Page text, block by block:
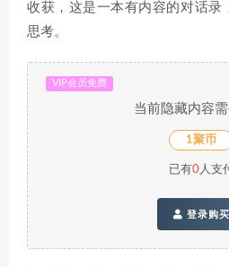
收获，这是一本有内容的对话录
思考。
VIP会员免费
当前隐藏内容
1聚币
已有0人支
登录购买